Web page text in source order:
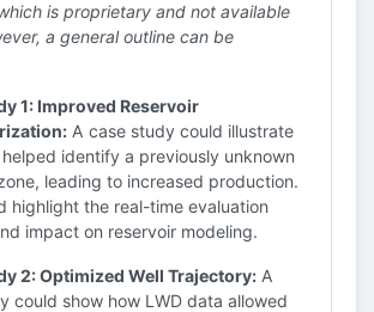
is proprietary and not available
a general outline can be
1: Improved Reservoir
A case study could illustrate
helped identify a previously unknown
leading to increased production.
highlight the real-time evaluation
impact on reservoir modeling.
2: Optimized Well Trajectory: A
could show how LWD data allowed